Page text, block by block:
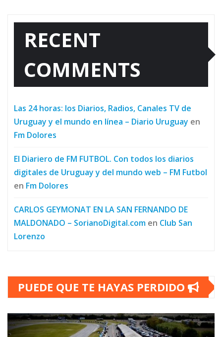
RECENT
COMMENTS
Las 24 horas: los Diarios, Radios, Canales TV de
Uruguay y el mundo en línea – Diario Uruguay en
Fm Dolores
El Diariero de FM FUTBOL. Con todos los diarios
digitales de Uruguay y del mundo web – FM Futbol
en Fm Dolores
CARLOS GEYMONAT EN LA SAN FERNANDO DE
MALDONADO – SorianoDigital.com en Club San
Lorenzo
PUEDE QUE TE HAYAS PERDIDO